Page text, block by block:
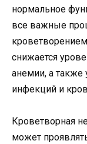
нормальное
все важные
снижается
анемии, а также
инфекций и
Кроветворная
может